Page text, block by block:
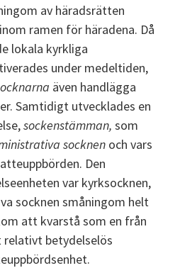
av häradsrätten
ramen för häradena. Då
lokala kyrkliga
under medeltiden,
även handlägga
Samtidigt utvecklades en
sockenstämman, som
socknen och vars
Den
var kyrksocknen,
socknen småningom helt
att kvarstå som en från
relativt betydelselös